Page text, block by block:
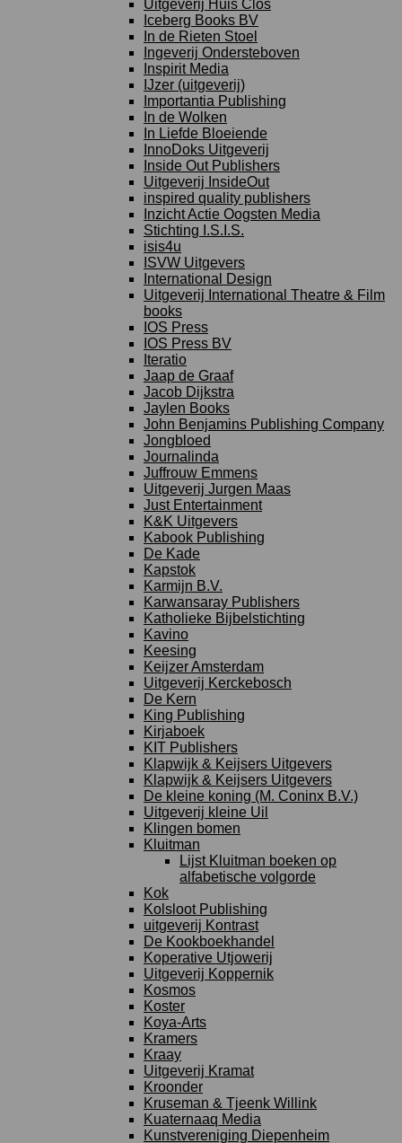
Uitgeverij Huis Clos
Iceberg Books BV
In de Rieten Stoel
Ingeverij Ondersteboven
Inspirit Media
IJzer (uitgeverij)
Importantia Publishing
In de Wolken
In Liefde Bloeiende
InnoDoks Uitgeverij
Inside Out Publishers
Uitgeverij InsideOut
inspired quality publishers
Inzicht Actie Oogsten Media
Stichting I.S.I.S.
isis4u
ISVW Uitgevers
International Design
Uitgeverij International Theatre & Film
books
IOS Press
IOS Press BV
Iteratio
Jaap de Graaf
Jacob Dijkstra
Jaylen Books
John Benjamins Publishing Company
Jongbloed
Journalinda
Juffrouw Emmens
Uitgeverij Jurgen Maas
Just Entertainment
K&K Uitgevers
Kabook Publishing
De Kade
Kapstok
Karmijn B.V.
Karwansaray Publishers
Katholieke Bijbelstichting
Kavino
Keesing
Keijzer Amsterdam
Uitgeverij Kerckebosch
De Kern
King Publishing
Kirjaboek
KIT Publishers
Klapwijk & Keijsers Uitgevers
Klapwijk & Keijsers Uitgevers
De kleine koning (M. Coninx B.V.)
Uitgeverij kleine Uil
Klingen bomen
Kluitman
Lijst Kluitman boeken op
alfabetische volgorde
Kok
Kolsloot Publishing
uitgeverij Kontrast
De Kookboekhandel
Koperative Utjowerij
Uitgeverij Koppernik
Kosmos
Koster
Koya-Arts
Kramers
Kraay
Uitgeverij Kramat
Kroonder
Kruseman & Tjeenk Willink
Kuaternaaq Media
Kunstvereniging Diepenheim